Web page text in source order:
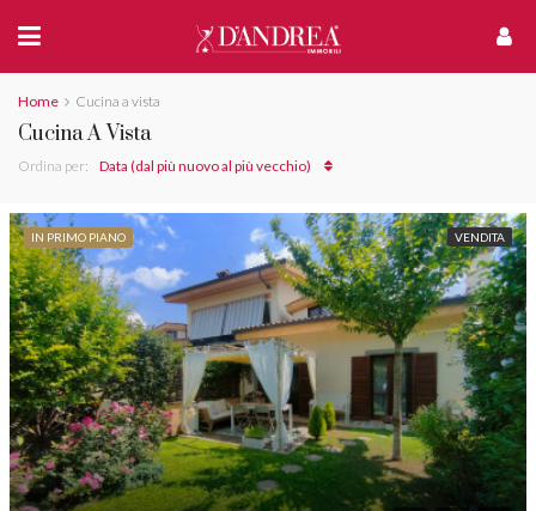
Home Cucina a vista
Cucina A Vista
Ordina per: Data (dal più nuovo al più vecchio)
IN PRIMO PIANO VENDITA